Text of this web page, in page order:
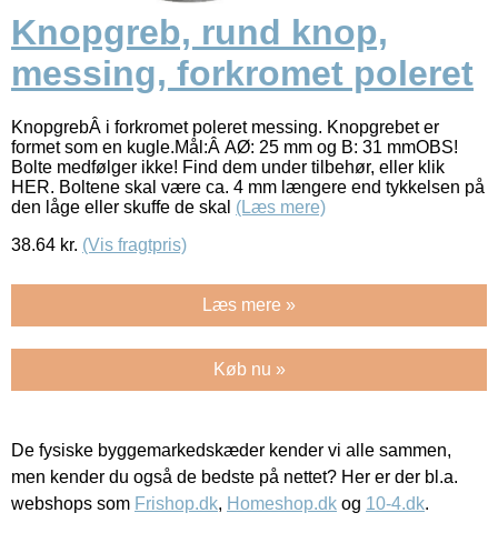
Knopgreb, rund knop,
messing, forkromet poleret
KnopgrebÂ i forkromet poleret messing. Knopgrebet er
formet som en kugle.Mål:Â AØ: 25 mm og B: 31 mmOBS!
Bolte medfølger ikke! Find dem under tilbehør, eller klik
HER. Boltene skal være ca. 4 mm længere end tykkelsen på
den låge eller skuffe de skal (Læs mere)
38.64 kr. (Vis fragtpris)
Læs mere »
Køb nu »
De fysiske byggemarkedskæder kender vi alle sammen,
men kender du også de bedste på nettet? Her er der bl.a.
webshops som Frishop.dk, Homeshop.dk og 10-4.dk.